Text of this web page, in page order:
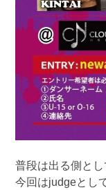
普段は出る側と
今回はjudgeとし